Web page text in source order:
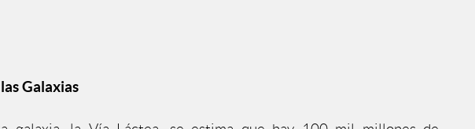
Galaxias